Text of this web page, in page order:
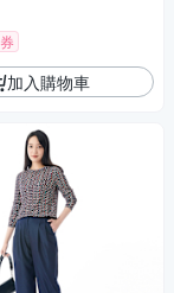
券
加入購物車